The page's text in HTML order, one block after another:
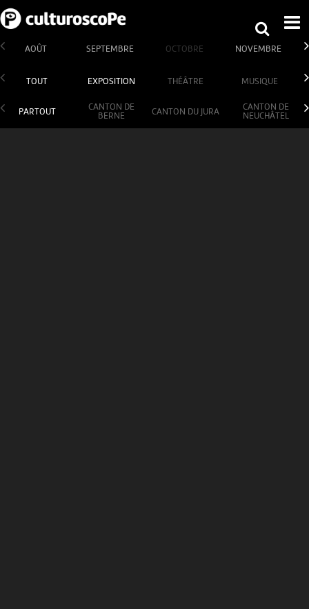
AOÛT SEPTEMBRE OCTOBRE NOVEMBRE
TOUT EXPOSITION THÉÂTRE MUSIQUE
PARTOUT
CANTON DE
BERNE
CANTON DU JURA
CANTON DE
NEUCHÂTEL